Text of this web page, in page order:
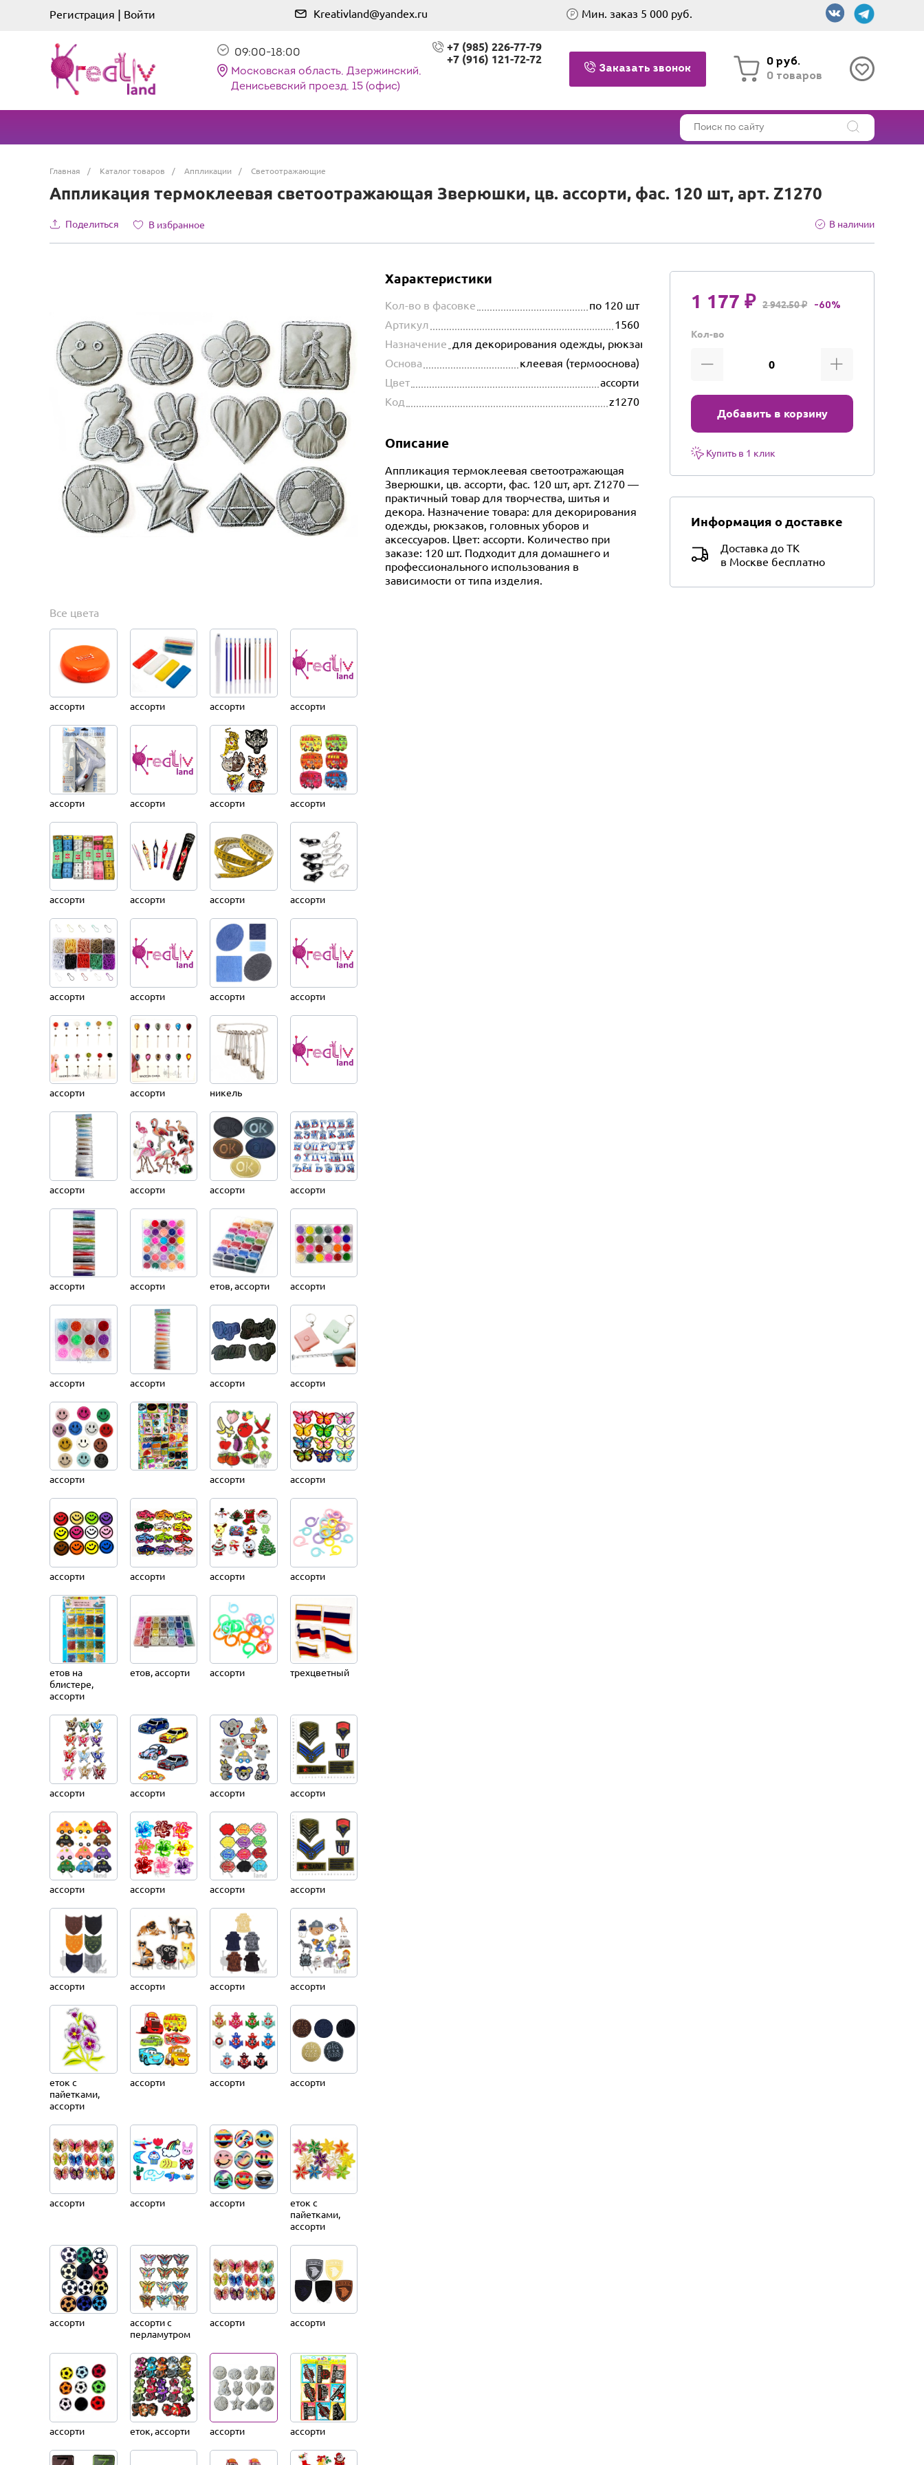
Регистрация | Войти Kreativland@yandex.ru Мин. заказ 5 000 руб.
09:00-18:00
Московская область, Дзержинский,
Денисьевский проезд, 15 (офис)
+7 (985) 226-77-79
+7 (916) 121-72-72
Заказать звонок
0 руб.
0 товаров
Главная / Каталог товаров / Аппликации / Светоотражающие
Аппликация термоклеевая светоотражающая Зверюшки, цв. ассорти, фас. 120 шт, арт. Z1270
Поделиться В избранное В наличии
Все цвета
ассорти ассорти ассорти ассорти
ассорти ассорти ассорти ассорти
ассорти ассорти ассорти ассорти
ассорти ассорти ассорти ассорти
ассорти ассорти никель
ассорти ассорти ассорти ассорти
ассорти ассорти етов, ассорти ассорти
ассорти ассорти ассорти ассорти
ассорти ассорти ассорти
ассорти ассорти ассорти ассорти
етов на
блистере,
ассорти
етов, ассорти ассорти трехцветный
ассорти ассорти ассорти ассорти
ассорти ассорти ассорти ассорти
ассорти ассорти ассорти ассорти
еток с
пайетками,
ассорти
ассорти ассорти ассорти
ассорти ассорти ассорти
еток с
пайетками,
ассорти
ассорти
ассорти с
перламутром
ассорти ассорти
ассорти еток, ассорти ассорти ассорти
Характеристики
Кол-во в фасовке
по 120 шт
Артикул
1560
Назначение для декорирования одежды, рюкзаков, головных уборов и аксессуаров
Основа
клеевая (термооснова)
Цвет
ассорти
Код
z1270
Описание
Аппликация термоклеевая светоотражающая
Зверюшки, цв. ассорти, фас. 120 шт, арт. Z1270 —
практичный товар для творчества, шитья и
декора. Назначение товара: для декорирования
одежды, рюкзаков, головных уборов и
аксессуаров. Цвет: ассорти. Количество при
заказе: 120 шт. Подходит для домашнего и
профессионального использования в
зависимости от типа изделия.
1 177 ₽ 2 942.50 ₽ -60%
Кол-во
Добавить в корзину
Купить в 1 клик
Информация о доставке
Доставка до ТК
в Москве бесплатно